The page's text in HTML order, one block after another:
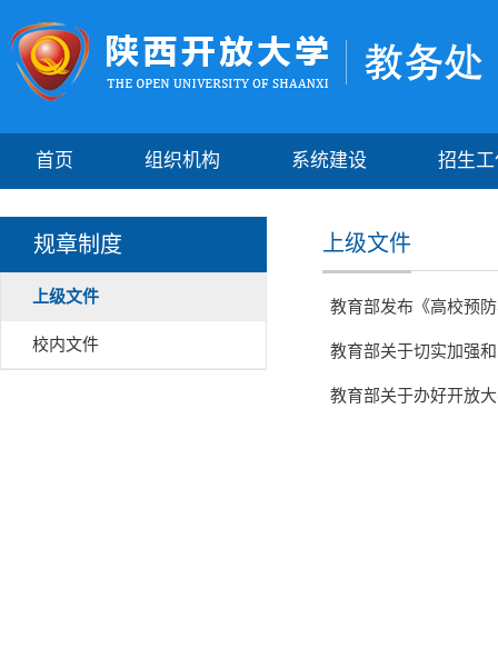
首页 组织机构 系统建设 招生
规章制度
上级文件
校内文件
上级文件
教育部发布《高校预
教育部关于切实加强
教育部关于办好开放